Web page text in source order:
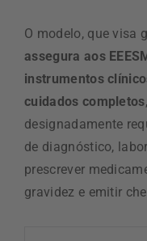
O modelo, que visa
assegura aos
instrumentos
cuidados completos
designadamente
de diagnóstico,
prescrever
gravidez e emitir